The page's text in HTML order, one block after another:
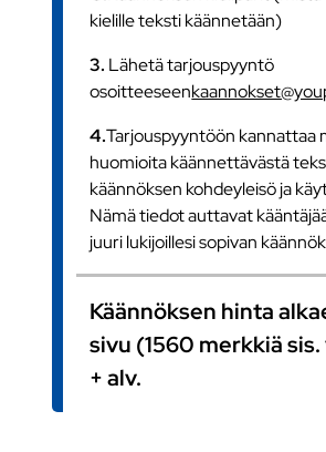
kielille teksti käännetään)
3. Lähetä tarjouspyyntö
osoitteeseen
4.Tarjouspyyntöön kannattaa
huomioita käännettävästä
käännöksen kohdeyleisö ja
Nämä tiedot auttavat
juuri lukijoillesi sopivan
Käännöksen hinta
sivu (1560 merkkiä
+ alv.